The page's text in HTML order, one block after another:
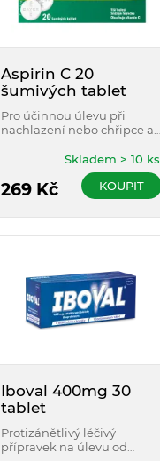
Aspirin C 20
šumivých tablet
Pro účinnou úlevu při
nachlazení nebo chřipce a
tu Aspirin C. Podporuje
také obranyschopnost
organismu díky obsahu
269 Kč
Skladem > 10 ks
KOUPIT
Iboval 400mg 30
tablet
Protizánětlivý léčivý
přípravek na úlevu od